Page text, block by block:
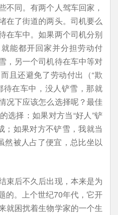
不同。有两个人驾车回家，
在了街道的两头。司机要么
在车中。如果两个司机分别
能都开回家并分担劳动付
，另一个司机待在车中等对
且还避免了劳动付出（“欺
待在车中，没人铲雪，那就
况下应该怎么选择呢？最佳
选择：如果对方当“好人”铲
；如果对方不铲雪，我就当
然被人占了便宜，总比坐以
束后不久后出现，本来是为
的。上个世纪70年代，它开
就困扰着生物学家的一个生